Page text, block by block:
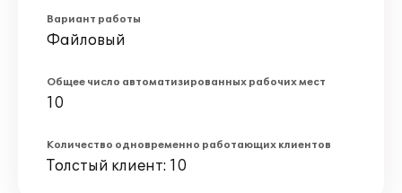
Вариант работы
Файловый
Общее число автоматизированных рабочих мест
10
Количество одновременно работающих клиентов
Толстый клиент: 10